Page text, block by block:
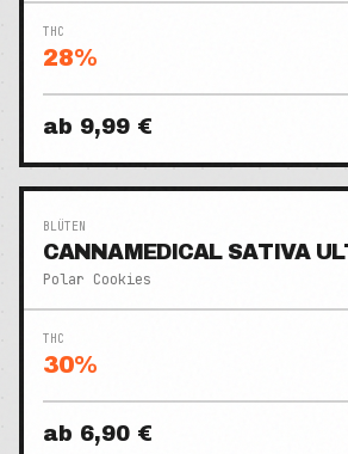
THC
28%
ab 9,99 €
BLÜTEN
CANNAMEDICAL SATIVA
Polar Cookies
THC
30%
ab 6,90 €